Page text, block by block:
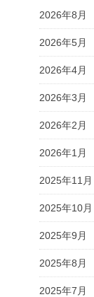
2026年8月
2026年5月
2026年4月
2026年3月
2026年2月
2026年1月
2025年11月
2025年10月
2025年9月
2025年8月
2025年7月